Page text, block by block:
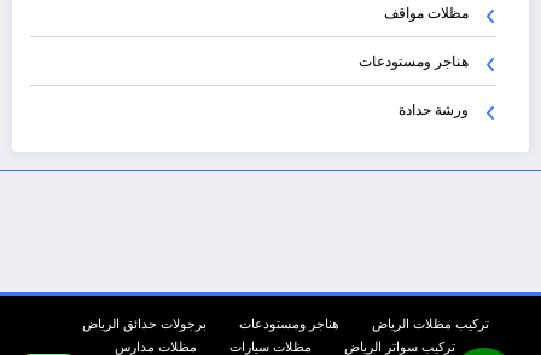
مظلات مواقف
هناجر ومستودعات
ورشة حدادة
تركيب مظلات الرياض هناجر ومستودعات
برجولات حدائق الرياض
تركيب سواتر الرياض
مظلات سيارات مظلات مدارس